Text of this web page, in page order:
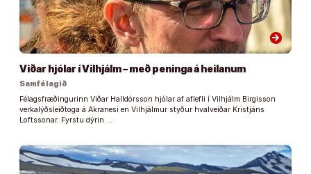
arrow_forward
Viðar hjólar í Vilhjálm – með peninga á heilanum
Samfélagið
Félagsfræðingurinn Viðar Halldórsson hjólar af aflefli í Vilhjálm Birgisson
verkalýðsleiðtoga á Akranesi en Vilhjálmur styður hvalveiðar Kristjáns
Loftssonar. Fyrstu dýrin …